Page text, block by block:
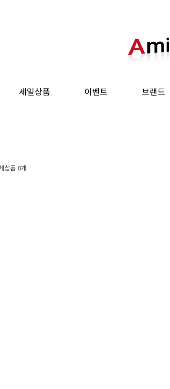
세일상품 이벤트 브랜드
상품 0개